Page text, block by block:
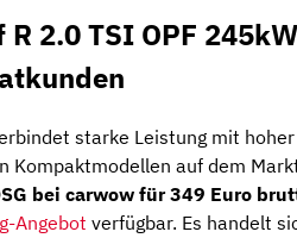
R 2.0 TSI OPF
starke Leistung mit
Kompaktmodellen auf dem
bei carwow für 349 Euro
Angebot verfügbar. Es handelt